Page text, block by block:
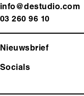
info@destudio.com
03 260 96 10
Nieuwsbrief
Socials